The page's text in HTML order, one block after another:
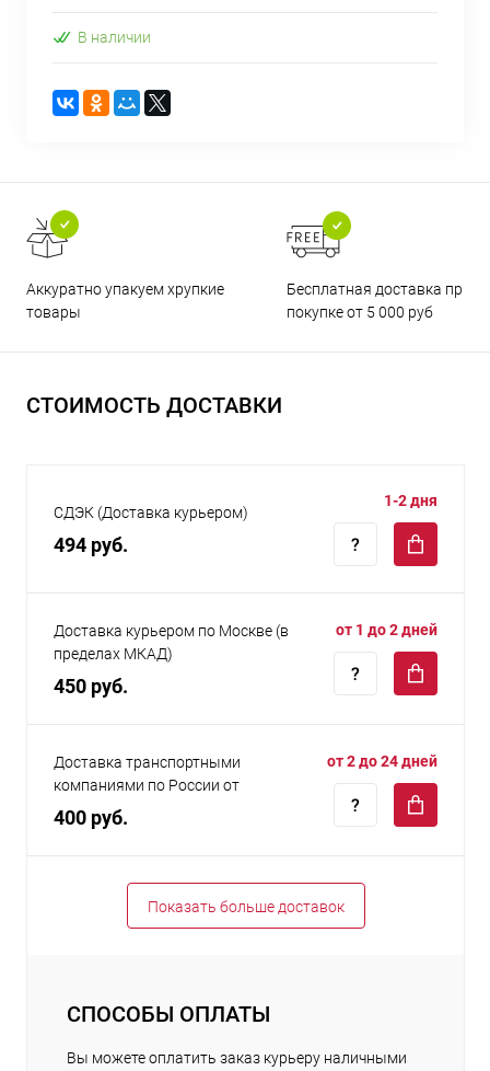
В наличии
Аккуратно упакуем хрупкие
товары
Бесплатная доставка при
покупке от 5 000 руб
СТОИМОСТЬ ДОСТАВКИ
СДЭК (Доставка курьером)
494 руб.
1-2 дня
Доставка курьером по Москве (в
пределах МКАД)
450 руб.
от 1 до 2 дней
Доставка транспортными
компаниями по России от
400 руб.
от 2 до 24 дней
Показать больше доставок
СПОСОБЫ ОПЛАТЫ
Вы можете оплатить заказ курьеру наличными